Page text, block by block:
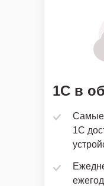
Самые
1С
1С в